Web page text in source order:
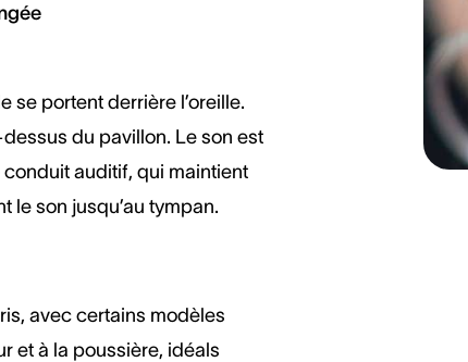
se portent derrière l’oreille.
du pavillon. Le son est
auditif, qui maintient
le son jusqu’au tympan.
avec certains modèles
et à la poussière, idéals